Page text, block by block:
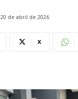
20 de abril de 2026
X